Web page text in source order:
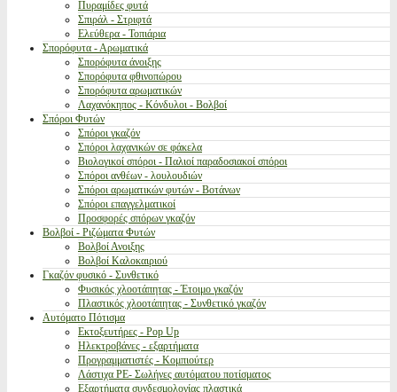
Πυραμίδες φυτά
Σπιράλ - Στριφτά
Ελεύθερα - Τοπιάρια
Σπορόφυτα - Αρωματικά
Σπορόφυτα άνοιξης
Σπορόφυτα φθινοπώρου
Σπορόφυτα αρωματικών
Λαχανόκηπος - Κόνδυλοι - Βολβοί
Σπόροι Φυτών
Σπόροι γκαζόν
Σπόροι λαχανικών σε φάκελα
Βιολογικοί σπόροι - Παλιοί παραδοσιακοί σπόροι
Σπόροι ανθέων - λουλουδιών
Σπόροι αρωματικών φυτών - Βοτάνων
Σπόροι επαγγελματικοί
Προσφορές σπόρων γκαζόν
Βολβοί - Ριζώματα Φυτών
Βολβοί Ανοιξης
Βολβοί Καλοκαιριού
Γκαζόν φυσικό - Συνθετικό
Φυσικός χλοοτάπητας - Έτοιμο γκαζόν
Πλαστικός χλοοτάπητας - Συνθετικό γκαζόν
Αυτόματο Πότισμα
Εκτοξευτήρες - Pop Up
Ηλεκτροβάνες - εξαρτήματα
Προγραμματιστές - Κομπιούτερ
Λάστιχα PE- Σωλήνες αυτόματου ποτίσματος
Εξαρτήματα συνδεσμολογίας πλαστικά